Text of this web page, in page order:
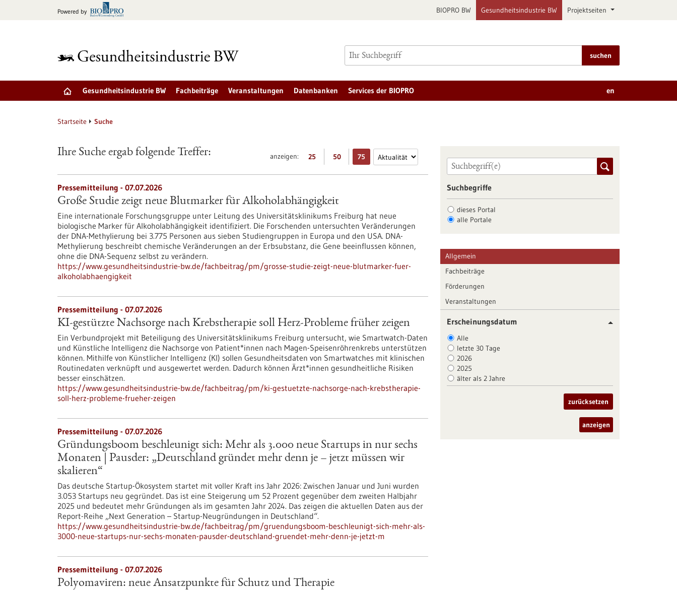
Powered by BIOPRO BW Gesundheitsindustrie BW Projektseiten
suchen
Gesundheitsindustrie BW Fachbeiträge Veranstaltungen Datenbanken Services der BIOPRO en
Startseite Suche
anzeigen: 25 50 75
Ihre Suche ergab folgende Treffer:
Pressemitteilung - 07.07.2026
Große Studie zeigt neue Blutmarker für Alkoholabhängigkeit
Eine internationale Forschungsgruppe unter Leitung des Universitätsklinikums Freiburg hat neue
biologische Marker für Alkoholabhängigkeit identifiziert. Die Forschenden untersuchten Veränderungen
der DNA-Methylierung bei 3.775 Personen aus sieben Studiengruppen in Europa und den USA. DNA-
Methylierung beschreibt chemische Veränderungen an der Erbsubstanz, die Gene beeinflussen können,
ohne die DNA-Sequenz selbst zu verändern.
https://www.gesundheitsindustrie-bw.de/fachbeitrag/pm/grosse-studie-zeigt-neue-blutmarker-fuer-
alkoholabhaengigkeit
Pressemitteilung - 07.07.2026
KI-gestützte Nachsorge nach Krebstherapie soll Herz-Probleme früher zeigen
Ein Verbundprojekt mit Beteiligung des Universitätsklinikums Freiburg untersucht, wie Smartwatch-Daten
und Künstliche Intelligenz die Nachsorge von Patient*innen nach Magen-Speisenröhrenkrebs unterstützen
können. Mithilfe von Künstlicher Intelligenz (KI) sollen Gesundheitsdaten von Smartwatches mit klinischen
Routinedaten verknüpft und ausgewertet werden. Dadurch können Ärzt*innen gesundheitliche Risiken
besser einschätzen.
https://www.gesundheitsindustrie-bw.de/fachbeitrag/pm/ki-gestuetzte-nachsorge-nach-krebstherapie-
soll-herz-probleme-frueher-zeigen
Pressemitteilung - 07.07.2026
Gründungsboom beschleunigt sich: Mehr als 3.000 neue Startups in nur sechs
Monaten | Pausder: „Deutschland gründet mehr denn je – jetzt müssen wir
skalieren“
Das deutsche Startup-Ökosystem startet mit voller Kraft ins Jahr 2026: Zwischen Januar und Juni wurden
3.053 Startups neu gegründet. Das ist eine Steigerung um 52 Prozent gegenüber dem zweiten Halbjahr
2025 und bedeutet mehr Gründungen als im gesamten Jahr 2024. Das zeigen die aktuellen Daten aus der
Report-Reihe „Next Generation – Startup-Neugründungen in Deutschland“.
https://www.gesundheitsindustrie-bw.de/fachbeitrag/pm/gruendungsboom-beschleunigt-sich-mehr-als-
3000-neue-startups-nur-sechs-monaten-pausder-deutschland-gruendet-mehr-denn-je-jetzt-m
Pressemitteilung - 07.07.2026
Polyomaviren: neue Ansatzpunkte für Schutz und Therapie
Suchbegriffe
dieses Portal
alle Portale
Allgemein
Fachbeiträge
Förderungen
Veranstaltungen
Erscheinungsdatum
Alle
letzte 30 Tage
2026
2025
älter als 2 Jahre
zurücksetzen
anzeigen